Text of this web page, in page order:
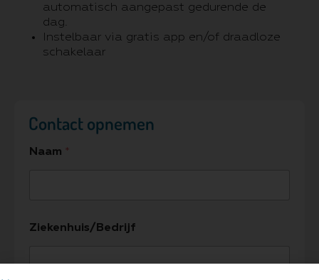
automatisch aangepast gedurende de
dag.
Instelbaar via gratis app en/of draadloze
schakelaar
Contact opnemen
Naam *
Ziekenhuis/Bedrijf